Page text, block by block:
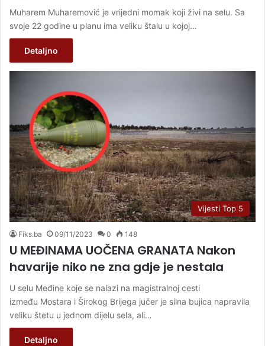
Muharem Muharemović je vrijedni momak koji živi na selu. Sa
svoje 22 godine u planu ima veliku štalu u kojoj…
Detaljno
Vijesti Top 5
Fiks.ba 09/11/2023 0 148
U MEĐINAMA UOČENA GRANATA Nakon
havarije niko ne zna gdje je nestala
U selu Međine koje se nalazi na magistralnoj cesti
između Mostara i Širokog Brijega jučer je silna bujica napravila
veliku štetu u jednom dijelu sela, ali…
Detaljno